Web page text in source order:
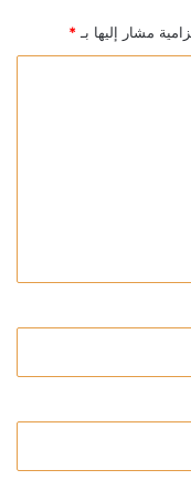
مشار إليها بـ *